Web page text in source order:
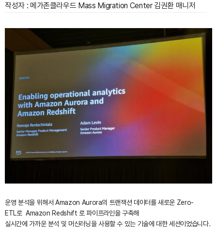
작성자 : 메가존클라우드 Mass Migration Center 김권환 매니저
운영 분석을 위해서 Amazon Aurora의 트랜잭션 데이터를 새로운 Zero-
ETL로 Amazon Redshift 로 파이프라인을 구축해
실시간에 가까운 분석 및 머신러닝을 사용할 수 있는 기술에 대한 세션이었습니다.